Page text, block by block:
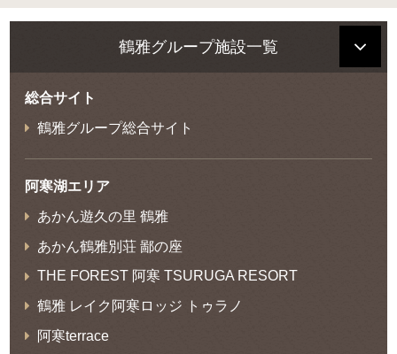
鶴雅グループ施設一覧
総合サイト
鶴雅グループ総合サイト
阿寒湖エリア
あかん遊久の里 鶴雅
あかん鶴雅別荘 鄙の座
THE FOREST 阿寒 TSURUGA RESORT
鶴雅 レイク阿寒ロッジ トゥラノ
阿寒terrace